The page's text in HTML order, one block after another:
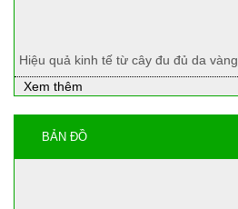
Hiệu quả kinh tế từ cây đu đủ da vàng
Xem thêm
BẢN ĐỒ